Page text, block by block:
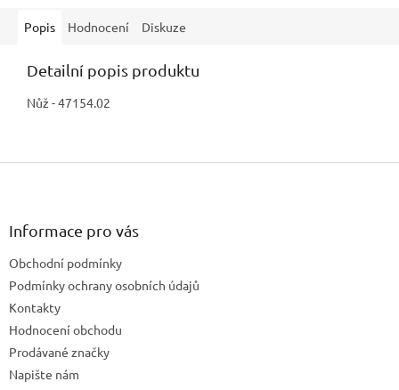
Popis Hodnocení Diskuze
Detailní popis produktu
Nůž - 47154.02
Z
Informace pro vás
Obchodní podmínky
Podmínky ochrany osobních údajů
Kontakty
Hodnocení obchodu
Prodávané značky
Napište nám